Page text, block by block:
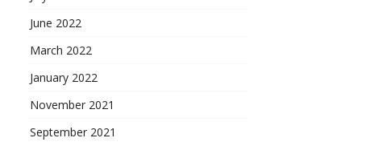
June 2022
March 2022
January 2022
November 2021
September 2021